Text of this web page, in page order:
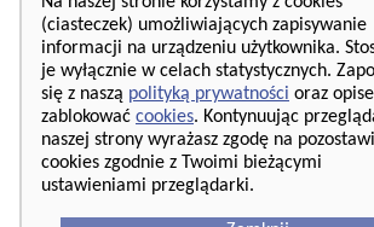
(ciasteczek) umożliwiających zapisywanie
informacji na urządzeniu użytkownika.
je wyłącznie w celach statystycznych.
się z naszą polityką prywatności oraz
zablokować cookies. Kontynuując
naszej strony wyrażasz zgodę na
cookies zgodnie z Twoimi bieżącymi
ustawieniami przeglądarki.